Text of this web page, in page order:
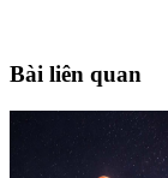
Bài liên quan